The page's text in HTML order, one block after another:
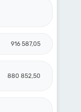
916 587,05
880 852,50